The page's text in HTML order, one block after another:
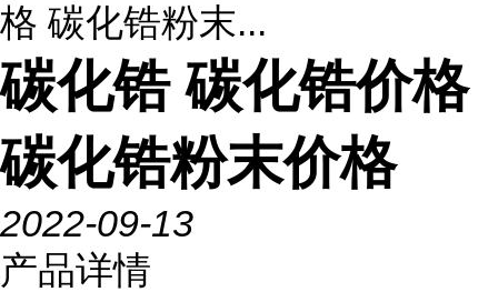
格 碳化锆粉末...
碳化锆 碳化锆价格
碳化锆粉末价格
2022-09-13
产品详情